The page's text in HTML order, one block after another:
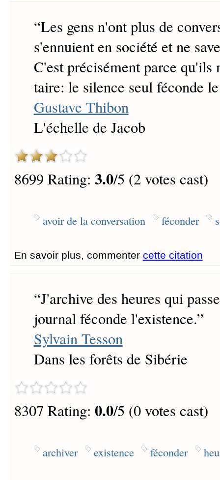
“Les gens n'ont plus de
s'ennuient en société et ne
C'est précisément parce qu'ils
taire: le silence seul féconde
Gustave Thibon
L'échelle de Jacob
8699 Rating: 3.0/5 (2 votes cast)
avoir de la conversation féconder
En savoir plus, commenter cette citation
“J'archive des heures qui
journal féconde l'existence.”
Sylvain Tesson
Dans les forêts de Sibérie
8307 Rating: 0.0/5 (0 votes cast)
archiver existence féconder